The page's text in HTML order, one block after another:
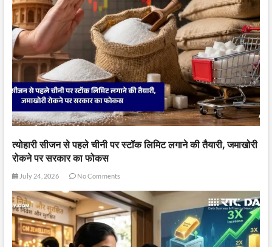
त्योहारी सीजन से पहले चीनी पर स्टॉक लिमिट लगाने की तैयारी, जमाखोरी
रोकने पर सरकार का फोकस
July 24, 2026 No Comments